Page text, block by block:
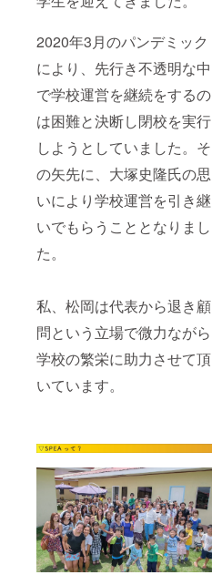
2020年3月のパンデミック
により、先行き不透明な中
で学校運営を継続をするの
は困難と決断し閉校を実行
しようとしていました。そ
の矢先に、大塚史隆氏の思
いにより学校運営を引き継
いでもらうこととなりまし
た。
私、松岡は代表から退き顧
問という立場で微力ながら
学校の繁栄に助力させて頂
いています。